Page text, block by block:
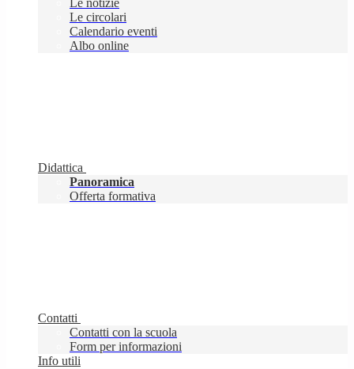
Le notizie
Le circolari
Calendario eventi
Albo online
Didattica
Panoramica
Offerta formativa
Contatti
Contatti con la scuola
Form per informazioni
Info utili